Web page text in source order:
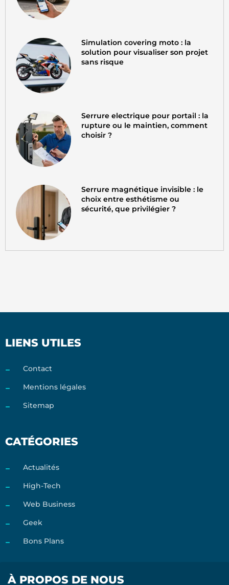
Simulation covering moto : la
solution pour visualiser son projet
sans risque
Serrure electrique pour portail : la
rupture ou le maintien, comment
choisir ?
Serrure magnétique invisible : le
choix entre esthétisme ou
sécurité, que privilégier ?
LIENS UTILES
Contact
Mentions légales
Sitemap
CATÉGORIES
Actualités
High-Tech
Web Business
Geek
Bons Plans
À PROPOS DE NOUS